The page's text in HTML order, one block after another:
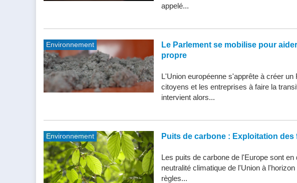
appelé...
Environnement
Le Parlement se mobilise pour
propre
L'Union européenne s'apprête à créer
citoyens et les entreprises à faire la
intervient alors...
Environnement Puits de carbone : Exploitation
Les puits de carbone de l'Europe sont
neutralité climatique de l'Union à
règles...